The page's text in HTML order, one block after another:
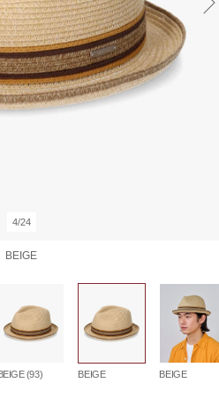
4/24
BEIGE
(93) BEIGE BEIGE